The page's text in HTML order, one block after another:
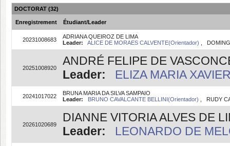
DOCTORAT (32)
Enregistrement Étudiant/Leader
20231008683
ADRIANA QUEIROZ DE LIMA
Leader:
ALICE DE MORAES CALVENTE(Orientador) ,
20251008920
ANDRÉ FELIPE DE
Leader:
ELIZA MARIA
20241017022
BRUNA MARIA DA SILVA SAMPAIO
Leader:
BRUNO CAVALCANTE BELLINI(Orientador) , RUDY
20261020689
DIANNE VITORIA ALVES DE
Leader:
LEONARDO DE